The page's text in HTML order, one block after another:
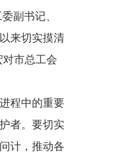
副书记、
来切实摸清
市总工会
程中的重要
者。要切实
计，推动各